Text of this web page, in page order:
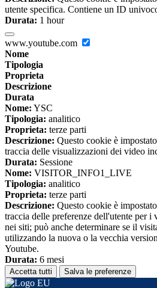
utente specifica. Contiene un ID
Durata: 1 hour
www.youtube.com
Nome
Tipologia
Proprieta
Descrizione
Durata
Nome: YSC
Tipologia: analitico
Proprieta: terze parti
Descrizione: Questo cookie è
traccia delle visualizzazioni dei video
Durata: Sessione
Nome: VISITOR_INFO1_LIVE
Tipologia: analitico
Proprieta: terze parti
Descrizione: Questo cookie è
traccia delle preferenze dell'utente per
nei siti; può anche determinare se il
utilizzando la nuova o la vecchia
Youtube.
Durata: 6 mesi
Accetta tutti Salva le preferenze